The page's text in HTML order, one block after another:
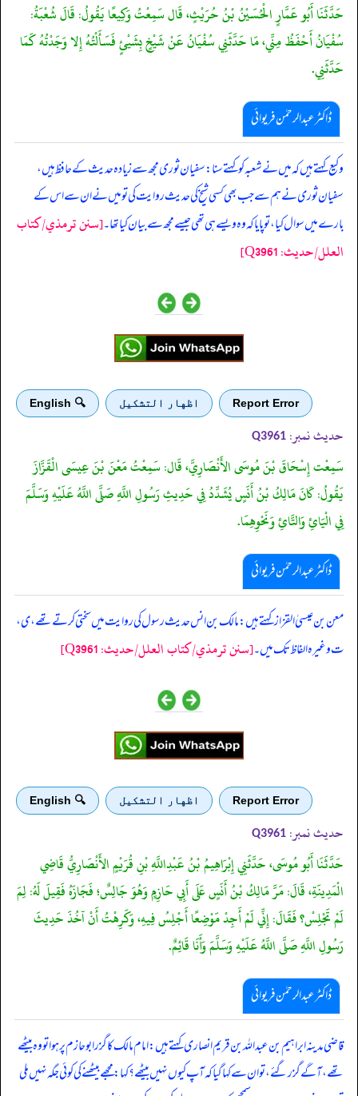
حَدَّثَنَا أَبُو عَمَّارٍ الْحُسَيْنُ بْنُ حُرَيْثٍ، قَال سَمِعْتُ وَكِيعًا يَقُولُ: قَالَ شُعْبَةُ:
سُفْيَانُ أَحْفَظُ مِنِّي، مَا حَدَّثَنِي سُفْيَانُ عَنْ شَيْخٍ بِشَيْئٍ فَسَأَلْتُهُ إِلا وَجَدْتُهُ كَمَا
حَدَّثَنِي.
ڈاکٹر عبدالرحمٰن فریوائی
‏‏‏‏ وکیع کہتے ہیں کہ میں نے شعبہ کو کہتے سنا: سفیان ثوری مجھ سے زیادہ حدیث کے حافظ ہیں،
سفیان ثوری نے ہم سے جب بھی کسی شیخ کی حدیث روایت کی تو میں نے ان سے اس کے
بارے میں سوال کیا، تو پایا کہ وہ ویسے ہی تھی جیسے مجھ سے بیان کیا تھا۔[سنن ترمذي/کتاب
العلل/حدیث: Q3961]
Report Error اظهار التشكيل 🔍 English
حدیث نمبر: Q3961
سَمِعْت إِسْحَاقَ بْنَ مُوسَى الأَنْصَارِيَّ، قَال: سَمِعْتُ مَعْنَ بْنَ عِيسَى الْقَزَّازَ
يَقُولُ: كَانَ مَالِكُ بْنُ أَنَسٍ يُشَدِّدُ فِي حَدِيثِ رَسُولِ اللَّهِ صَلَّى اللَّهُ عَلَيْهِ وَسَلَّمَ
فِي الْيَائِ وَالتَّائِ وَنَحْوِهِمَا.
ڈاکٹر عبدالرحمٰن فریوائی
‏‏‏‏ معن بن عیسیٰ القزاز کہتے ہیں: مالک بن انس حدیث رسول کی روایت میں سختی کرتے تھے، ی،
ت وغیرہ الفاظ تک میں۔[سنن ترمذي/کتاب العلل/حدیث: Q3961]
Report Error اظهار التشكيل 🔍 English
حدیث نمبر: Q3961
حَدَّثَنَا أَبُو مُوسَى، حَدَّثَنِي إِبْرَاهِيمُ بْنُ عَبْدِاللَّهِ بْنِ قُرَيْمٍ الأَنْصَارِيُّ قَاضِي
الْمَدِينَةِ، قَالَ: مَرَّ مَالِكُ بْنُ أَنَسٍ عَلَى أَبِي حَازِمٍ وَهُوَ جَالِسٌ؛ فَجَازَهُ فَقِيلَ لَهُ: لِمَ
لَمْ تَجْلِسْ؟ فَقَالَ: إِنِّي لَمْ أَجِدْ مَوْضِعًا أَجْلِسُ فِيهِ، وَكَرِهْتُ أَنْ آخُذَ حَدِيثَ
رَسُولِ اللَّهِ صَلَّى اللَّهُ عَلَيْهِ وَسَلَّمَ وَأَنَا قَائِمٌ.
ڈاکٹر عبدالرحمٰن فریوائی
‏‏‏‏ قاضی مدینہ ابراہیم بن عبداللہ بن قریم انصاری کہتے ہیں: امام مالک کا گزر ابوحازم پر ہوا تو وہ بیٹھے
تھے، آگے گزر گئے، تو ان سے کہا گیا کہ آپ کیوں نہیں بیٹھے؟ کہا: مجھے بیٹھنے کی کوئی جگہ نہیں ملی